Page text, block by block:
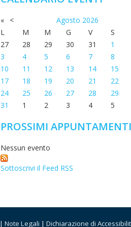
« < Agosto 2026
L
M M G V S
27
28 29 30 31 1
3
4 5 6 7 8
10
11 12 13 14 15
17
18 19 20 21 22
24
25 26 27 28 29
31
1 2 3 4 5
PROSSIMI APPUNTAMENTI
Nessun evento
Sottoscrivi il Feed RSS
| Note Legali | Dichiarazione di